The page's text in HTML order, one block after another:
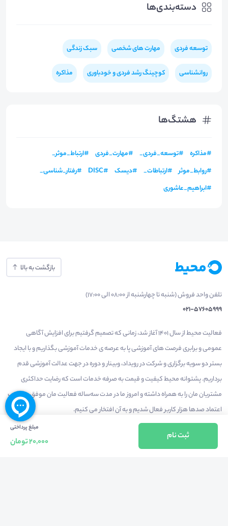
دسته‌بندی‌ها
توسعه فردی مهارت های شخصی سبک زندگی
روانشناسی کوچینگ رشد فردی و خودباوری مذاکره
هشتگ‌ها
#مذاکره #توسعه_فردی_ #مهارت_فردی #ارتباط_موثر_
#روابط_موثر #ارتباطات_ #دیسک #
DISC
#رفتار_شناسی_
#ابراهیم_عاشوری
مبلغ پرداختی
20,000 تومان
ثبت نام
بازگشت به بالا
تلفن واحد فروش (شنبه تا چهارشنبه از 08:00 الی 17:00)
021-57605999
فعالیت محیط از سال 1401 آغاز شد، زمانی که تصمیم گرفتیم برای افزایش آگاهی
عمومی و برابری فرصت های آموزشی پا به عرصه ی خدمات آموزشی بگذاریم و با ایجاد
بستر دو سویه برگزاری و شرکت در رویداد، وبینار و دوره در جهت عدالت آموزشی قدم
برداریم. پشتوانه محیط کیفیت و قیمت به صرفه خدمات است که رضایت حداکثری
مشتریان مان را به همراه داشته و امروز ما در مدت سه‌ساله فعالیت مان موفق به کسب
اعتماد صدها هزار کاربر فعال شدیم و به آن افتخار می‌ کنیم.